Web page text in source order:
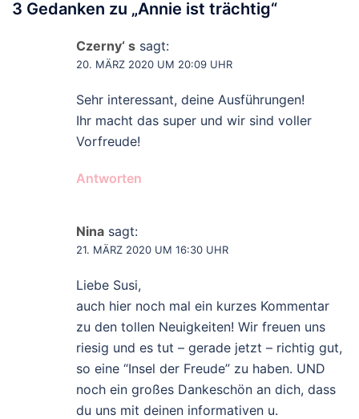
3 Gedanken zu „Annie ist trächtig“
Czerny‘ s sagt:
20. MÄRZ 2020 UM 20:09 UHR
Sehr interessant, deine Ausführungen!
Ihr macht das super und wir sind voller
Vorfreude!
Antworten
Nina sagt:
21. MÄRZ 2020 UM 16:30 UHR
Liebe Susi,
auch hier noch mal ein kurzes Kommentar
zu den tollen Neuigkeiten! Wir freuen uns
riesig und es tut – gerade jetzt – richtig gut,
so eine “Insel der Freude” zu haben. UND
noch ein großes Dankeschön an dich, dass
du uns mit deinen informativen u.